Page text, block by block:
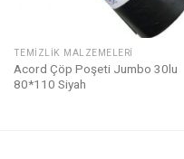
TEMIZLIK MALZEMELERI
Acord Çöp Poşeti Jumbo 30lu
80*110 Siyah